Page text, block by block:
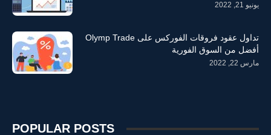
يونيو 21, 2022
تداول عقود فروقات الفوركس على Olymp Trade
أفضل من السوق الفورية
مارس 22, 2022
POPULAR POSTS